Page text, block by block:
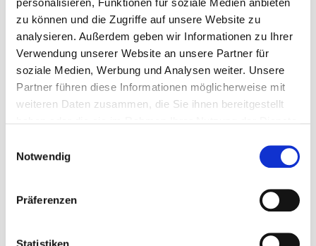
zu können und die Zugriffe auf unsere Website zu
analysieren. Außerdem geben wir Informationen zu Ihrer
Verwendung unserer Website an unsere Partner für
soziale Medien, Werbung und Analysen weiter. Unsere
Partner führen diese Informationen möglicherweise mit
weiteren Daten zusammen, die Sie ihnen bereitgestellt
Notwendig
Präferenzen
Umfang und Start der Ausbildung
3 Jahre in Vollzeit
Ausbildungsstart je nach Ausbildungsträger